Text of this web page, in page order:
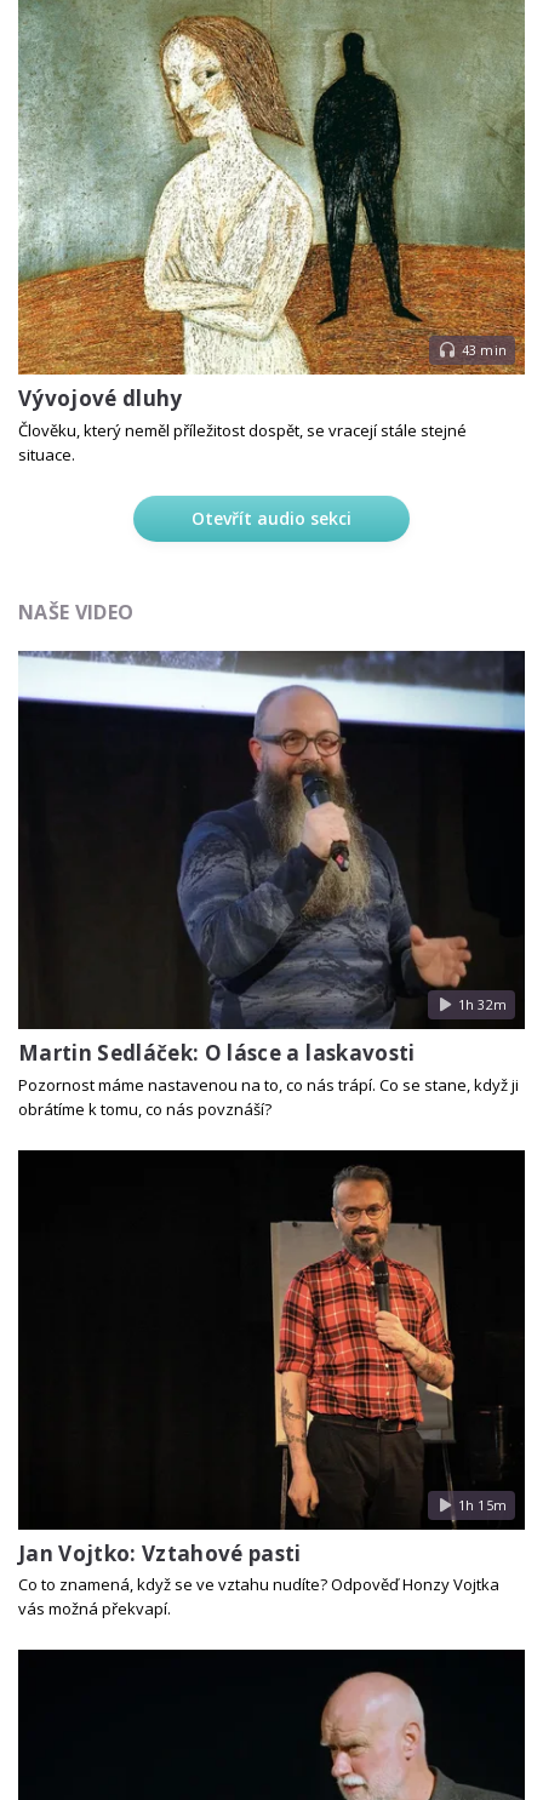
43 min
Vývojové dluhy
Člověku, který neměl příležitost dospět, se vracejí stále stejné
situace.
Otevřít audio sekci
NAŠE VIDEO
1h 32m
Martin Sedláček: O lásce a laskavosti
Pozornost máme nastavenou na to, co nás trápí. Co se stane, když ji
obrátíme k tomu, co nás povznáší?
1h 15m
Jan Vojtko: Vztahové pasti
Co to znamená, když se ve vztahu nudíte? Odpověď Honzy Vojtka
vás možná překvapí.